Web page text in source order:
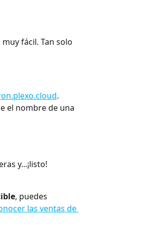
muy fácil. Tan solo
.
el nombre de una
y...¡listo!
, puedes
las ventas de